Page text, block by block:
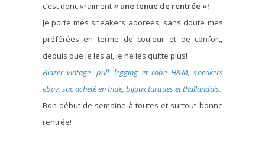
c’est donc vraiment « une tenue de rentrée »!
Je porte mes sneakers adorées, sans doute mes
préférées en terme de couleur et de confort,
depuis que je les ai, je ne les quitte plus!
Blazer vintage, pull, legging et robe H&M, sneakers
ebay, sac acheté en Inde, bijoux turques et thaïlandais.
Bon début de semaine à toutes et surtout bonne
rentrée!